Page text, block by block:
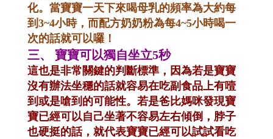
化。當寶寶一天下來喝母乳的頻率為大約每
到3~4小時，而配方奶奶粉為每4~5小時喝一
次的話就可以囉！
三、 寶寶可以獨自坐立5秒
這也是非常關鍵的判斷標準，因為若是寶寶
沒有辦法坐穩的話就容易在吃副食品上有噎
到或是嗆到的可能性。若是爸比媽咪發現寶
寶已經可以自己坐著不容易左右傾倒，脖子
也硬挺的話，就代表寶寶已經可以試試看吃